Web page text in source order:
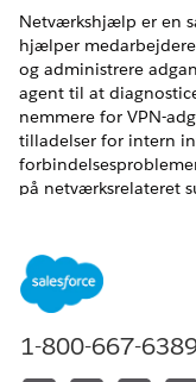
Netværkshjælp er en
hjælper
og administrere
agent til at
nemmere for VPN-
tilladelser for intern
på netværksrelateret
Tilgængelig i:
med Agentforce IT
1-800-667-